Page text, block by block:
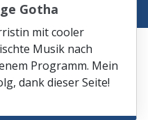
Gotha
mit cooler
Musik nach
Programm. Mein
dank dieser Seite!